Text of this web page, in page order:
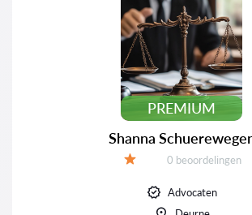
PREMIUM
Shanna
Beoordelingen:
0 beoordelingen
Advocaten